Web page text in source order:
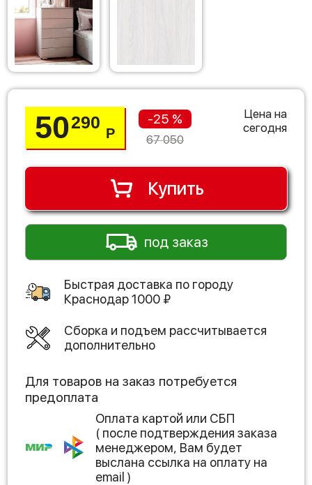
50290
Р
-25 %
67 050
Цена на
сегодня
Купить
под заказ
Быстрая доставка по городу
Краснодар1000 ₽
Сборка и подъем рассчитывается
дополнительно
Для товаров на заказ потребуется
предоплата
Оплата картой или СБП
( после подтверждения заказа
менеджером, Вам будет
выслана ссылка на оплату на
email )